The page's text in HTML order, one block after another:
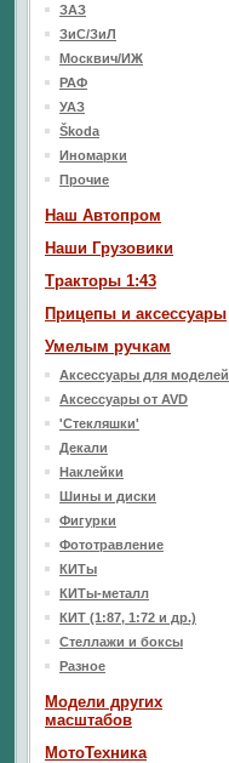
ЗАЗ
ЗиС/ЗиЛ
Москвич/ИЖ
РАФ
УАЗ
Škoda
Иномарки
Прочие
Наш Aвтопром
Наши Грузовики
Тракторы 1:43
Прицепы и аксессуары
Умелым ручкам
Аксессуары для моделей
Аксессуары от AVD
'Стекляшки'
Декали
Наклейки
Шины и диски
Фигурки
Фототравление
КИТы
КИТы-металл
КИТ (1:87, 1:72 и др.)
Стеллажи и боксы
Разное
Модели других
масштабов
МотоТехника